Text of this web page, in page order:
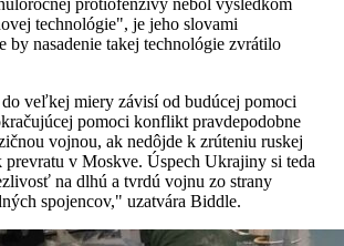
protiofenzívy nebol výsledkom
technológie", je jeho slovami
by nasadenie takej technológie zvrátilo
veľkej miery závisí od budúcej pomoci
pomoci konflikt pravdepodobne
vojnou, ak nedôjde k zrúteniu ruskej
v Moskve. Úspech Ukrajiny si teda
na dlhú a tvrdú vojnu zo strany
spojencov," uzatvára Biddle.